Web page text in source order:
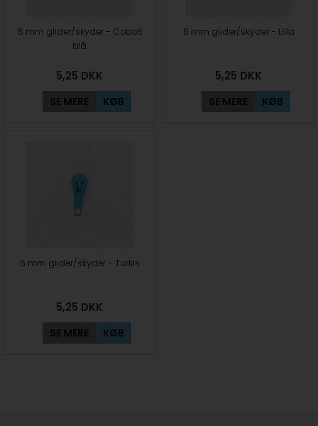
6 mm glider/skyder - Cobolt
blå
5,25 DKK
SE MERE KØB
6 mm glider/skyder - Lilla
5,25 DKK
SE MERE KØB
6 mm glider/skyder - Turkis
5,25 DKK
SE MERE KØB